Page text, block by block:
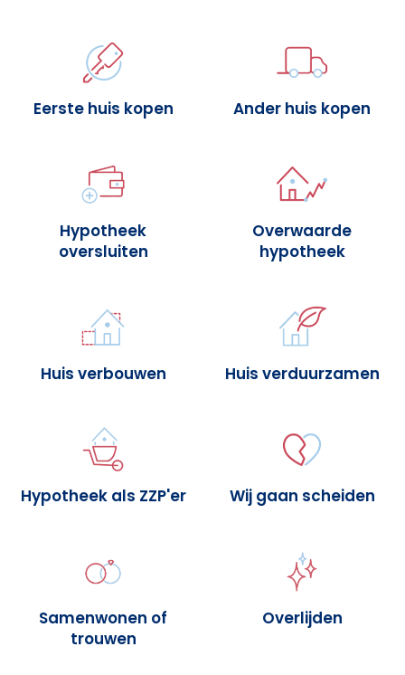
Eerste huis kopen Ander huis kopen
Hypotheek
oversluiten
Overwaarde
hypotheek
Huis verbouwen Huis verduurzamen
Hypotheek als ZZP'er Wij gaan scheiden
Samenwonen of
trouwen
Overlijden